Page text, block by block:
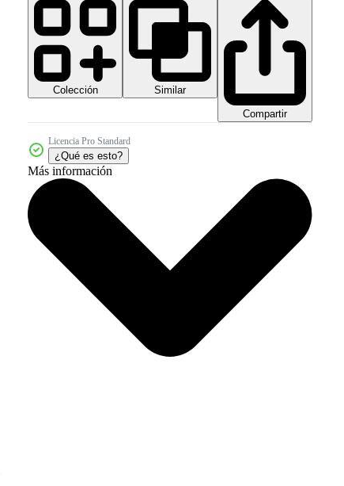
Colección
Similar
Compartir
Licencia Pro Standard
¿Qué es esto?
Más información